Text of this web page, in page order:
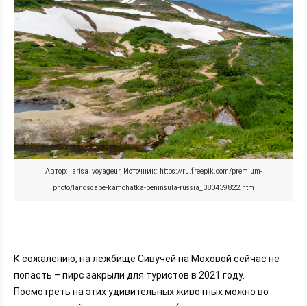
Автор: larisa_voyageur, Источник: https://ru.freepik.com/premium-
photo/landscape-kamchatka-peninsula-russia_380439822.htm
К сожалению, на лежбище Сивучей на Моховой сейчас не
попасть – пирс закрыли для туристов в 2021 году.
Посмотреть на этих удивительных животных можно во